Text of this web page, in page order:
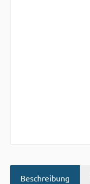
Beschreibung